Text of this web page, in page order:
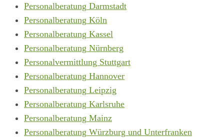
Personalberatung Darmstadt
Personalberatung Köln
Personalberatung Kassel
Personalberatung Nürnberg
Personalvermittlung Stuttgart
Personalberatung Hannover
Personalberatung Leipzig
Personalberatung Karlsruhe
Personalberatung Mainz
Personalberatung Würzburg und Unterfranken